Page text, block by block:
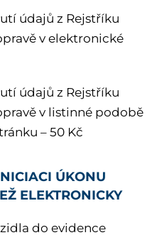
údajů z Rejstříku
v elektronické
údajů z Rejstříku
v listinné podobě
– 50 Kč
ÚKONU
ELEKTRONICKY
do evidence